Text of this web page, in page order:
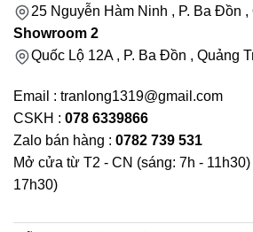
25 Nguyễn Hàm Ninh , P. Ba Đồn ,
Showroom 2
Quốc Lộ 12A , P. Ba Đồn , Quảng
Email : tranlong1319@gmail.com
CSKH : 078 6339866
Zalo bán hàng : 0782 739 531
Mở cửa từ T2 - CN (sáng: 7h -
17h30)